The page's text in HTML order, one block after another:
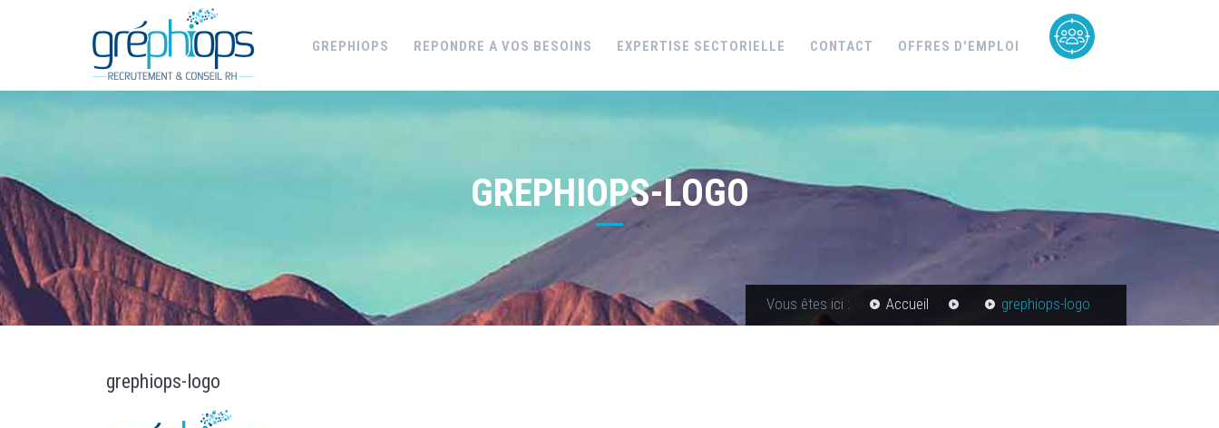
GREPHIOPS REPONDRE A VOS BESOINS EXPERTISE SECTORIELLE CONTACT OFFRES D'EMPLOI
GREPHIOPS-LOGO
Vous êtes ici : Accueil grephiops-logo
grephiops-logo